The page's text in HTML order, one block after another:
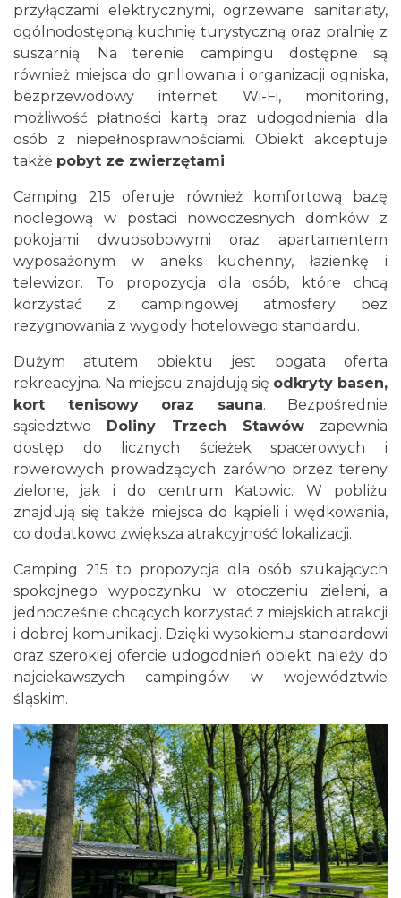
przyłączami elektrycznymi, ogrzewane sanitariaty,
ogólnodostępną kuchnię turystyczną oraz pralnię z
suszarnią. Na terenie campingu dostępne są
również miejsca do grillowania i organizacji ogniska,
bezprzewodowy internet Wi-Fi, monitoring,
możliwość płatności kartą oraz udogodnienia dla
osób z niepełnosprawnościami. Obiekt akceptuje
także pobyt ze zwierzętami.
Camping 215 oferuje również komfortową bazę
noclegową w postaci nowoczesnych domków z
pokojami dwuosobowymi oraz apartamentem
wyposażonym w aneks kuchenny, łazienkę i
telewizor. To propozycja dla osób, które chcą
korzystać z campingowej atmosfery bez
rezygnowania z wygody hotelowego standardu.
Dużym atutem obiektu jest bogata oferta
rekreacyjna. Na miejscu znajdują się odkryty basen,
kort tenisowy oraz sauna. Bezpośrednie
sąsiedztwo Doliny Trzech Stawów zapewnia
dostęp do licznych ścieżek spacerowych i
rowerowych prowadzących zarówno przez tereny
zielone, jak i do centrum Katowic. W pobliżu
znajdują się także miejsca do kąpieli i wędkowania,
co dodatkowo zwiększa atrakcyjność lokalizacji.
Camping 215 to propozycja dla osób szukających
spokojnego wypoczynku w otoczeniu zieleni, a
jednocześnie chcących korzystać z miejskich atrakcji
i dobrej komunikacji. Dzięki wysokiemu standardowi
oraz szerokiej ofercie udogodnień obiekt należy do
najciekawszych campingów w województwie
śląskim.